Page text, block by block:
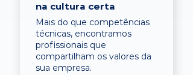
na cultura certa
Mais do que competências
técnicas, encontramos
profissionais que
compartilham os valores da
sua empresa.